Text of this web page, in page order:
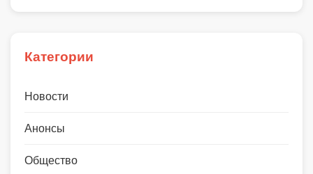
Категории
Новости
Анонсы
Общество